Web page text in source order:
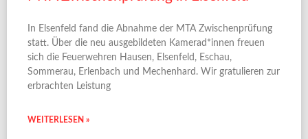
In Elsenfeld fand die Abnahme der MTA Zwischenprüfung
statt. Über die neu ausgebildeten Kamerad*innen freuen
sich die Feuerwehren Hausen, Elsenfeld, Eschau,
Sommerau, Erlenbach und Mechenhard. Wir gratulieren zur
erbrachten Leistung
WEITERLESEN »